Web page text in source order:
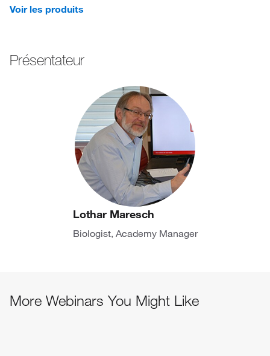
Voir les produits
Présentateur
Lothar Maresch
Biologist, Academy Manager
More Webinars You Might Like